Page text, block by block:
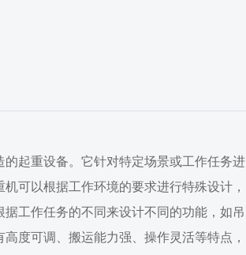
起重设备。它针对特定场景或工作任务进
可以根据工作环境的要求进行特殊设计，
工作任务的不同来设计不同的功能，如吊
度可调、搬运能力强、操作灵活等特点，